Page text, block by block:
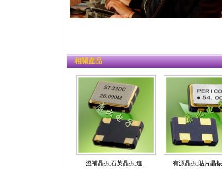
相關產品
溫補晶振,石英晶振,進... 有源晶振,貼片晶